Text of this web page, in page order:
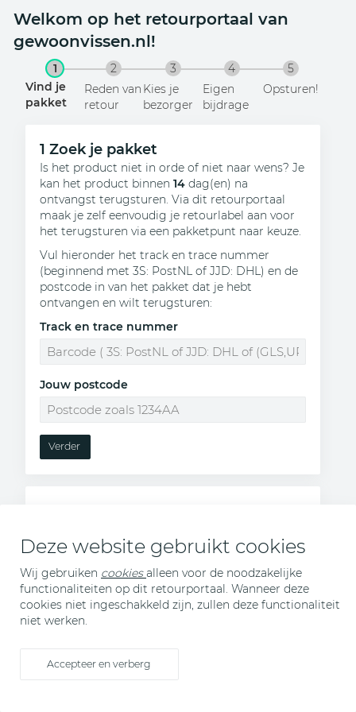
Deze website gebruikt cookies
Wij gebruiken cookiesalleen voor de noodzakelijke
functionaliteiten op dit retourportaal. Wanneer deze
cookies niet ingeschakkeld zijn, zullen deze functionaliteit
niet werken.
Accepteer en verberg
Welkom op het retourportaal van
gewoonvissen.nl!
1
Vind je
pakket
2
Reden van
retour
3
Kies je
bezorger
4
Eigen
bijdrage
5
Opsturen!
1Zoek je pakket
Is het product niet in orde of niet naar wens? Je
kan het product binnen14 dag(en) na
ontvangst terugsturen. Via dit retourportaal
maak je zelf eenvoudig je retourlabel aan voor
het terugsturen via een pakketpunt naar keuze.
Vul hieronder het track en trace nummer
(beginnend met 3S: PostNL of JJD: DHL) en de
postcode in van het pakket dat je hebt
ontvangen en wilt terugsturen:
Track en trace nummer
Jouw postcode
Verder
Afzenderadres